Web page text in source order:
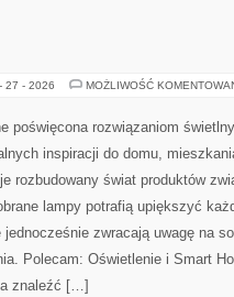
27 - 2026 MOŻLIWOŚĆ
poświęcona rozwiązaniom
inspiracji do domu,
rozbudowany świat produktów
lampy potrafią upiększyć
zwracają uwagę na
Polecam: Oświetlenie i Smart
znaleźć […]